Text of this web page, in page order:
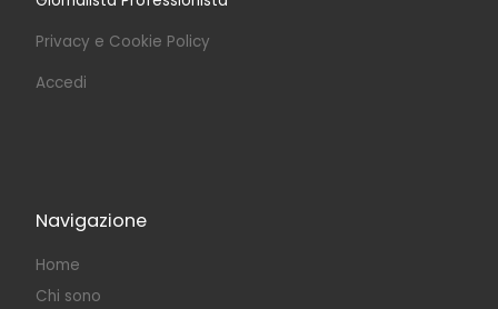
Privacy e Cookie Policy
Accedi
Navigazione
Home
Chi sono